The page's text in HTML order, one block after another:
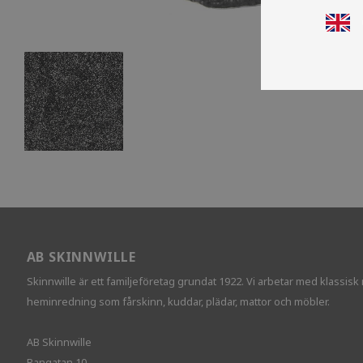
AB SKINNWILLE
Skinnwille är ett familjeföretag grundat 1922. Vi arbetar med klassisk
heminredning som fårskinn, kuddar, plädar, mattor och möbler.
AB Skinnwille